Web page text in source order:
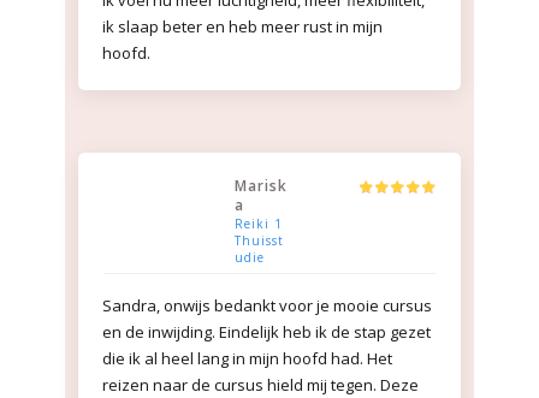
ik slaap beter en heb meer rust in mijn
hoofd.
Marisk
a
Reiki 1
Thuisst
udie
Sandra, onwijs bedankt voor je mooie cursus
en de inwijding. Eindelijk heb ik de stap gezet
die ik al heel lang in mijn hoofd had. Het
reizen naar de cursus hield mij tegen. Deze